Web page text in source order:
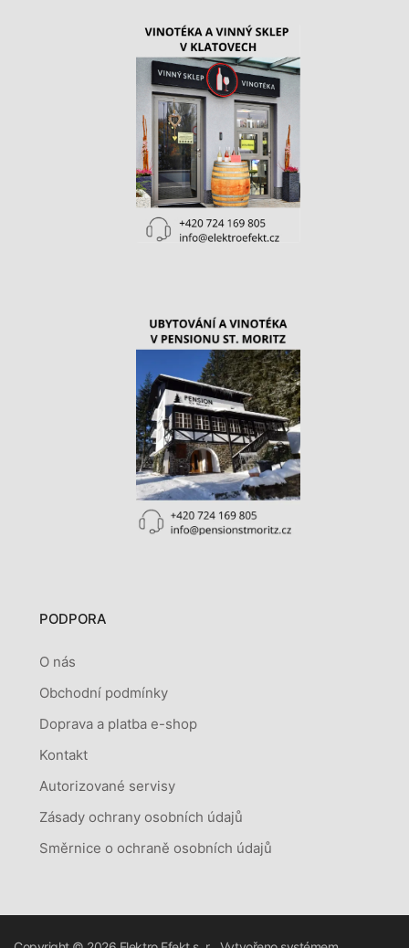
PODPORA
O nás
Obchodní podmínky
Doprava a platba e-shop
Kontakt
Autorizované servisy
Zásady ochrany osobních údajů
Směrnice o ochraně osobních údajů